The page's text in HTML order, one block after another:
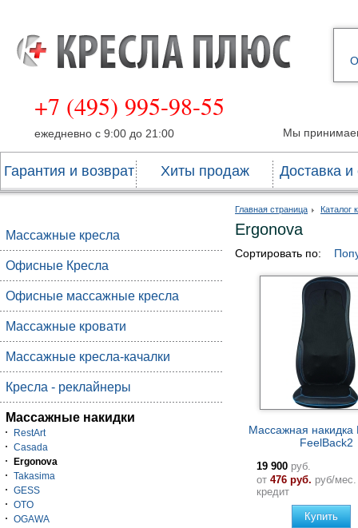
+7 (495) 995-98-55
ежедневно с 9:00 до 21:00 Мы
Гарантия и возврат Хиты продаж Доставка и
Массажные кресла
Офисные Кресла
Офисные массажные кресла
Массажные кровати
Массажные кресла-качалки
Кресла - реклайнеры
Массажные накидки
RestArt
Casada
Ergonova
Takasima
GESS
OTO
OGAWA
Главная страница Каталог
Ergonova
Сортировать по:
Массажная накидка
FeelBack2
19 900 руб.
от 476 руб. руб/
кредит
Купить